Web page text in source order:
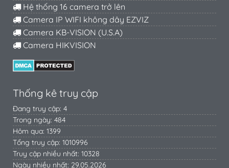
Hệ thống 16 camera trở lên
Camera IP WIFI không dây EZVIZ
Camera KB-VISION (U.S.A)
Camera HIKVISION
Thống kê truy cập
Đang truy cập: 4
Trong ngày: 484
Hôm qua: 1399
Tổng truy cập: 1010996
Truy cập nhiều nhất: 10328
Ngày nhiều nhất: 29.05.2026